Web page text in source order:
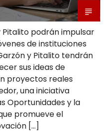
Pitalito podrán impulsar
de instituciones
y Pitalito tendrán
sus ideas de
proyectos reales
una iniciativa
Oportunidades y la
promueve el
[…]